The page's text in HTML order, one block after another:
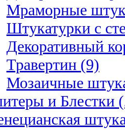
Мраморные
Штукатурки с
Декоративный
Травертин (9)
Мозаичные
и Блестки